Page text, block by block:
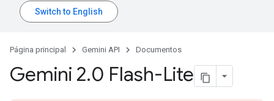
Página principal Gemini API Documentos
Gemini 2.0 Flash-Lite